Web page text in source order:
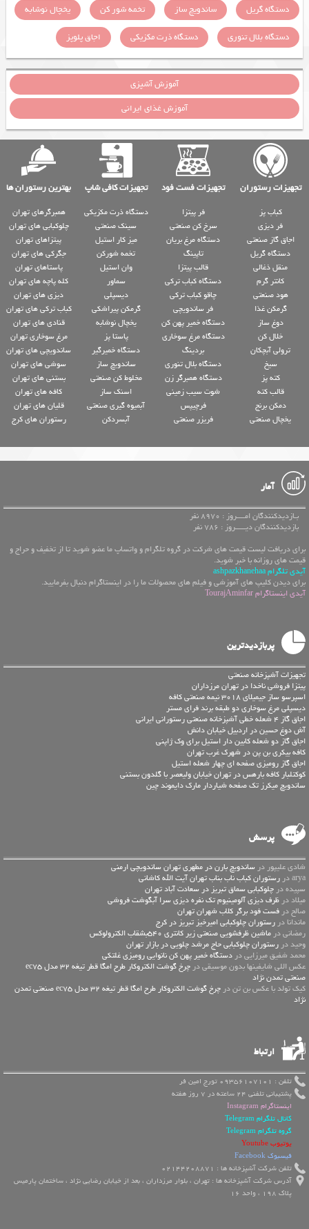
دستگاه گریل
ساندویچ ساز تخمه شور کن
یخچال نوشابه
دستگاه بلال تنوری
دستگاه ذرت مکزیکی اجاق پلوپز
آموزش آشپزی
آموزش غذای ایرانی
تجهیزات رستوران تجهیزات فست فود تجهیزات کافی شاپ بهترین رستوران ها
کباب پز
فر دیزی
اجاق گاز صنعتی
دستگاه گریل
منقل ذغالی
کانتر گرم
هود صنعتی
گرمکن غذا
دوغ ساز
خلال کن
ترولی آبچکان
سیخ
کته پز
قالب کته
دمکن برنج
یخچال صنعتی
فر پیتزا
سرخ کن صنعتی
دستگاه مرغ بریان
تاپینگ
قالب پیتزا
دستگاه کباب ترکی
چاقو کباب ترکی
فر ساندویچی
دستگاه خمیر پهن کن
دستگاه مرغ سوخاری
بردینگ
دستگاه بلال تنوری
دستگاه همبرگر زن
شوت سیب زمینی
فرچیپس
فریزر صنعتی
دستگاه ذرت مکزیکی
سینک صنعتی
میز کار استیل
تخمه شورکن
وان استیل
سماور
دیسپلی
گرمکن پیراشکی
یخچال نوشابه
پاستا پز
دستگاه خمیرگیر
ساندویچ ساز
مخلوط کن صنعتی
اسنک ساز
آبمیوه گیری صنعتی
آبسردکن
همبرگرهای تهران
چلوکبابی های تهران
پیتزاهای تهران
جگرکی های تهران
پاستاهای تهران
کله پاچه های تهران
دیزی های تهران
کباب ترکی های تهران
قنادی های تهران
مرغ سوخاری تهران
ساندویچی های تهران
سوشی های تهران
بستنی های تهران
کافه های تهران
قلیان های تهران
رستوران های کرج
آمار
بـازدیدکنندگان امــــروز : 8970 نفر
بازدیدکنندگان دیـــــروز : 786 نفر
برای دریافت لیست قیمت های شرکت در گروه تلگرام و واتساپ ما عضو شوید تا از تخفیف و حراج و
قیمت های روزانه با خبر شوید.
آیدی تلگرام ashpazkhanehaa
برای دیدن کلیپ های آموزشی و فیلم های محصولات ما را در اینستاگرام دنبال بفرمایید.
آیدی اینستاگرام TourajAminfar
پربازدیدترین
تجهیزات آشپزخانه صنعتی
پیتزا فروشی ناخدا در تهران مرزداران
اسپرسو ساز جیمیلای 3018 نیمه صنعتی کافه
دیسپلی مرغ سوخاری دو طبقه برند فرای مستر
اجاق گاز 4 شعله خطی آشپزخانه صنعتی رستورانی ایرانی
آش دوغ حسین در اردبیل خیابان دانش
اجاق گاز دو شعله کابین دار استیل برای وک ژاپنی
کافه بیکری بن پن در شهرک غرب تهران
اجاق گاز رومیزی صفحه ای چهار شعله استیل
كوكتلبار كافه بارهس در تهران خیابان ولیعصر با گلدون بستنی
ساندویچ میکرز تک صفحه شیاردار مارک دایموند چین
پرسش
شادی علیپور در ساندویچ بارن در مطهری تهران ساندویچی ارمنی
arya در
رستوران کباب ناب بناب تهران آیت الله کاشانی
سپیده در چلوکبابی سماق تبریز در سعادت آباد تهران
میلاد در ظرف دیزی آلومینیوم تک نفره دیزی سرا آبگوشت فروشی
صالح در فست فود برگر کلاب شهران تهران
ماندانا در رستوران چلوکبابی امیرخیز تبریز در کرج
رمضانی در ماشین ظرفشویی صنعتی زیر کانتری 540بشقاب الکترولوکس
وحید در رستوران چلوکبابی حاج مرشد چلویی در بازار تهران
محمد شفیق میرزایی در دستگاه خمیر پهن کن نانوایی رومیزی غلتکی
عكس اللي شايفينها بدون موسيقى در
چرخ گوشت الکتروکار طرح امگا قطر تیغه 32 مدل ec75
صنعتی تمدن نژاد
کیک تولد با عکس بن تن در
چرخ گوشت الکتروکار طرح امگا قطر تیغه 32 مدل ec75 صنعتی تمدن
نژاد
ارتباط
تلفن : 09356107101 تورج امین فر
پشتیبانی تلفنی 24 ساعته در 7 روز هفته
اینستاگرام Instagram
کانال تلگرام Telegram
گروه تلگرام Telegram
یوتیوب Youtube
فیسبوک Facebook
تلفن شرکت آشپزخانه ها : 02144208871
آدرس شرکت آشپزخانه ها : تهران ، بلوار مرزداران ، بعد از خیابان رضایی نژاد ، ساختمان پارمیس
پلاک 198 ، واحد 16